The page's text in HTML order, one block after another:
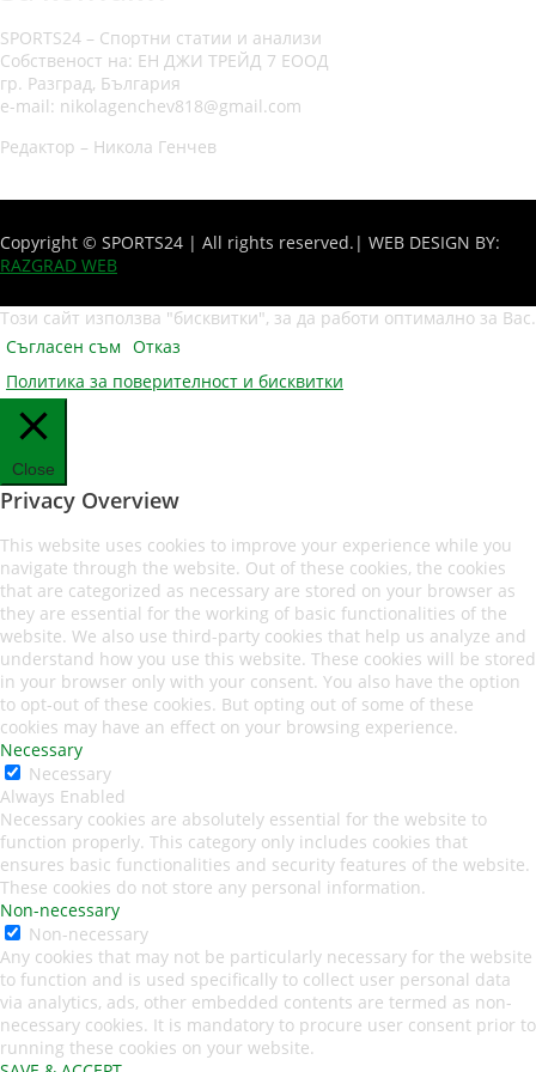
SPORTS24 – Спортни статии и анализи
Собственост на: ЕН ДЖИ ТРЕЙД 7 ЕООД
гр. Разград, България
e-mail: nikolagenchev818@gmail.com
Редактор – Никола Генчев
Copyright © SPORTS24 | All rights reserved. | WEB DESIGN BY:
RAZGRAD WEB
Този сайт използва "бисквитки", за да работи оптимално за Вас.
Съгласен съм Отказ
Политика за поверителност и бисквитки
Close
Privacy Overview
This website uses cookies to improve your experience while you
navigate through the website. Out of these cookies, the cookies
that are categorized as necessary are stored on your browser as
they are essential for the working of basic functionalities of the
website. We also use third-party cookies that help us analyze and
understand how you use this website. These cookies will be stored
in your browser only with your consent. You also have the option
to opt-out of these cookies. But opting out of some of these
cookies may have an effect on your browsing experience.
Necessary
Necessary
Always Enabled
Necessary cookies are absolutely essential for the website to
function properly. This category only includes cookies that
ensures basic functionalities and security features of the website.
These cookies do not store any personal information.
Non-necessary
Non-necessary
Any cookies that may not be particularly necessary for the website
to function and is used specifically to collect user personal data
via analytics, ads, other embedded contents are termed as non-
necessary cookies. It is mandatory to procure user consent prior to
running these cookies on your website.